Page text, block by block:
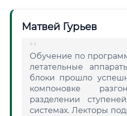
Матвей Гурьев
Обучение по
летательные
блоки прошло
компоновке
разделении
системах. Лекторы